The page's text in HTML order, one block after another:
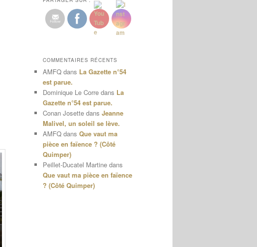
COMMENTAIRES RÉCENTS
AMFQ dans La Gazette n°54
est parue.
Dominique Le Corre dans La
Gazette n°54 est parue.
Conan Josette dans Jeanne
Malivel, un soleil se lève.
AMFQ dans Que vaut ma
pièce en faïence ? (Côté
Quimper)
Peillet-Ducatel Martine dans
Que vaut ma pièce en faïence
? (Côté Quimper)